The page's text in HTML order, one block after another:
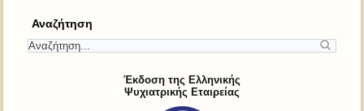
Αναζήτηση
Έκδοση της Ελληνικής
Ψυχιατρικής Εταιρείας